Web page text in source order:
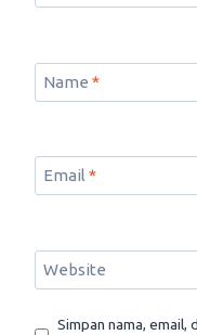
Name *
Email*
Website
Simpan nama, email,